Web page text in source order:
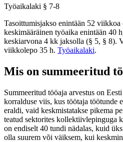
Työaikalaki § 7-8
Tasoittumisjakso enintään 52
keskimääräinen työaika enintään 40
keskiarvona 4 kk jaksolla (§ 5, § 8).
viikkolepo 35 h. Työaikalaki.
Mis on summeeritud
Summeeritud tööaja arvestus on
korralduse viis, kus töötaja töötunde
eraldi, vaid keskmistatakse pikema
teatud sektorites kollektiivlepinguga
on endiselt 40 tundi nädalas, kuid
olla suurem või väiksem, kui